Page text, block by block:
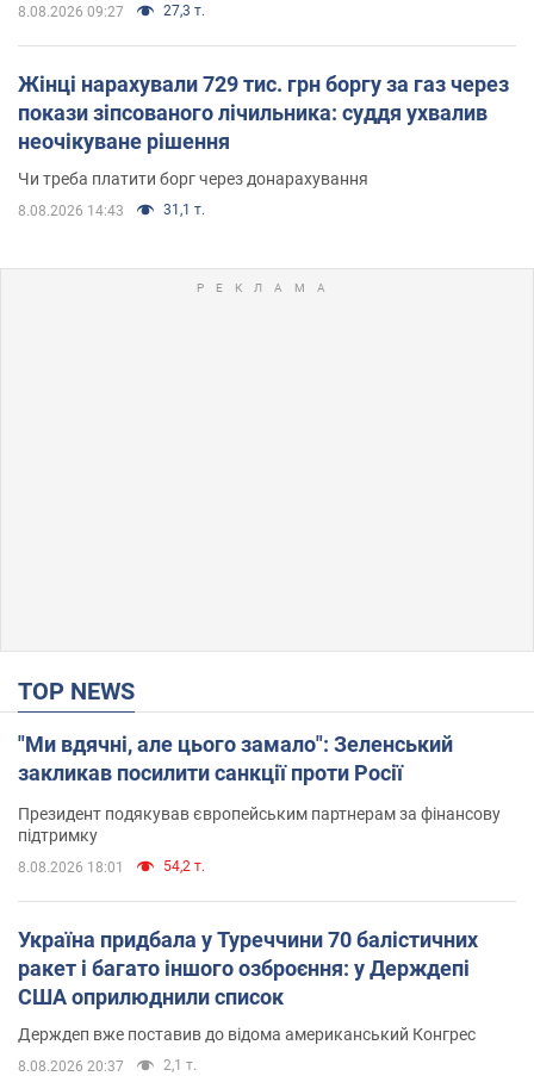
8.08.2026 09:27 27,3 т.
Жінці нарахували 729 тис. грн боргу за газ через
покази зіпсованого лічильника: суддя ухвалив
неочікуване рішення
Чи треба платити борг через донарахування
8.08.2026 14:43 31,1 т.
TOP NEWS
"Ми вдячні, але цього замало": Зеленський
закликав посилити санкції проти Росії
Президент подякував європейським партнерам за фінансову
підтримку
8.08.2026 18:01 54,2 т.
Україна придбала у Туреччини 70 балістичних
ракет і багато іншого озброєння: у Держдепі
США оприлюднили список
Держдеп вже поставив до відома американський Конгрес
8.08.2026 20:37 2,1 т.